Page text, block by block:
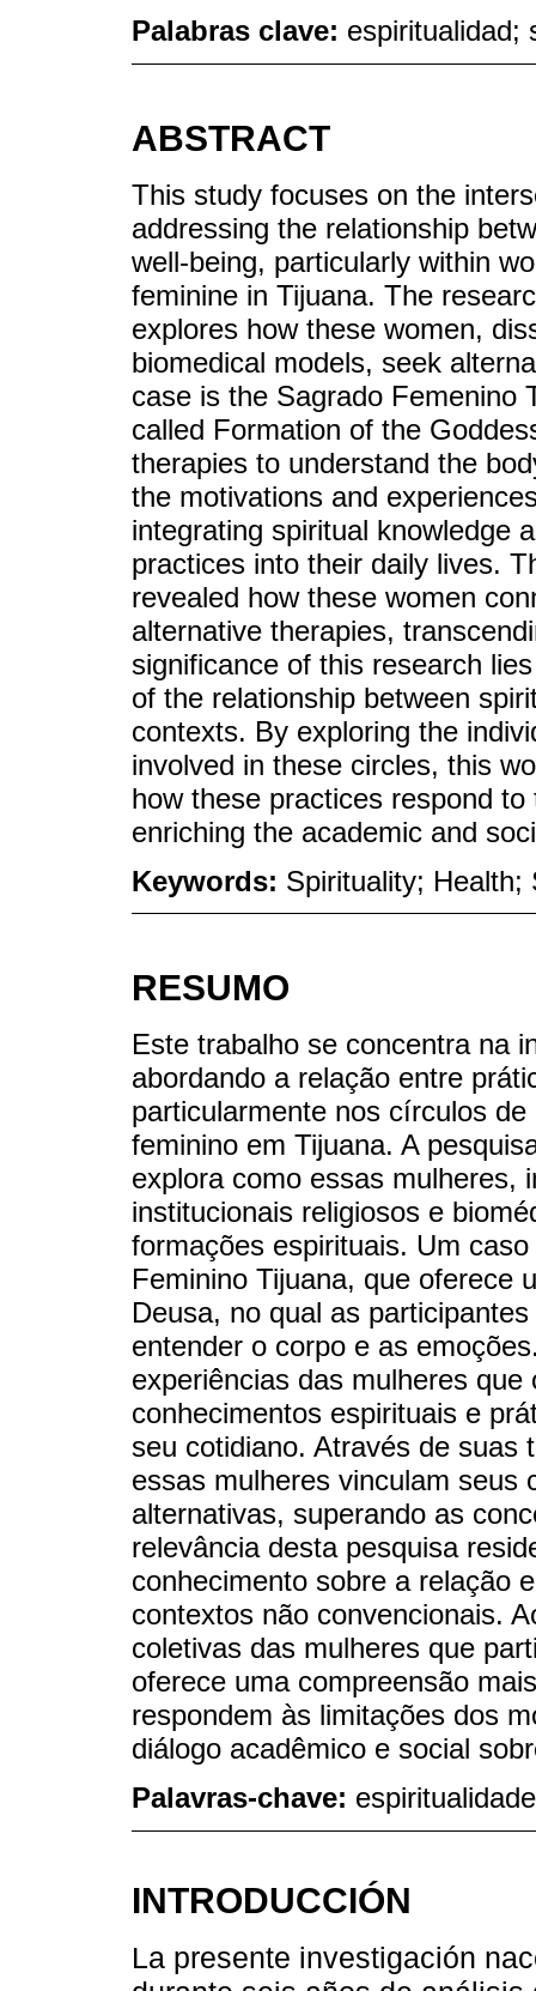
Palabras clave: espiritualidad;
ABSTRACT
This study focuses on the
addressing the relationship
well-being, particularly within
feminine in Tijuana. The
explores how these women,
biomedical models, seek
case is the Sagrado Femenino
called Formation of the
therapies to understand the
the motivations and
integrating spiritual knowledge
practices into their daily lives.
revealed how these women
alternative therapies,
significance of this research
of the relationship between
contexts. By exploring the
involved in these circles, this
how these practices respond
enriching the academic and
Keywords: Spirituality; Health;
RESUMO
Este trabalho se concentra na
abordando a relação entre
particularmente nos círculos
feminino em Tijuana. A
explora como essas mulheres,
institucionais religiosos e
formações espirituais. Um
Feminino Tijuana, que oferece
Deusa, no qual as
entender o corpo e as
experiências das mulheres
conhecimentos espirituais e
seu cotidiano. Através de suas
essas mulheres vinculam seus
alternativas, superando as
relevância desta pesquisa
conhecimento sobre a relação
contextos não convencionais.
coletivas das mulheres que
oferece uma compreensão
respondem às limitações dos
diálogo acadêmico e social
Palavras-chave:
INTRODUCCIÓN
La presente investigación